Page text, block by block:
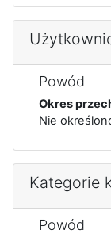
Powód
Okres
Nie
Kategorie
Powód